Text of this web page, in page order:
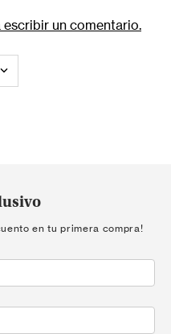
escribir un comentario.
en tu primera compra!